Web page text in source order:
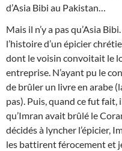
d’Asia Bibi au Pakistan…
Mais il n’y a pas qu’Asia
l’histoire d’un épicier
dont le voisin convoitait le
entreprise. N’ayant pu le
de brûler un livre en arabe
pas). Puis, quand ce fut
qu’Imran avait brûlé le
décidés à lyncher l’épicier,
les battirent férocement et